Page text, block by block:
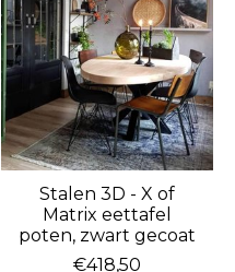
Stalen 3D - X of
Matrix eettafel
poten, zwart gecoat
€418,50